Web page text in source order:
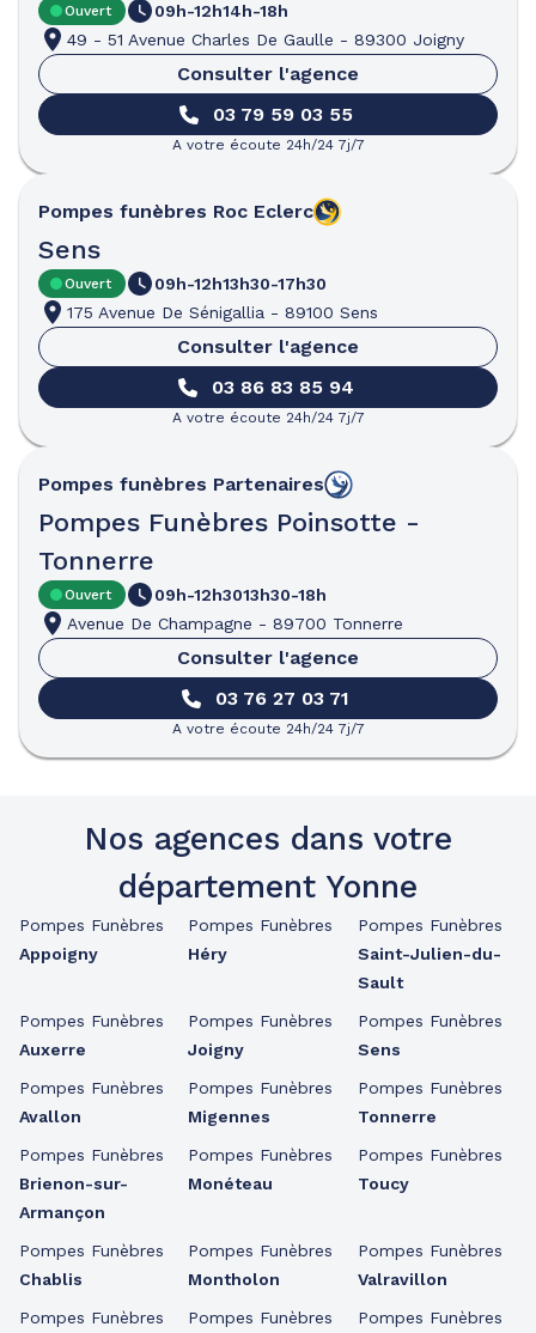
Ouvert 09h-12h14h-18h
49 - 51 Avenue Charles De Gaulle - 89300 Joigny
Consulter l'agence
03 79 59 03 55
A votre écoute 24h/24 7j/7
Pompes funèbres Roc Eclerc
Sens
Ouvert 09h-12h13h30-17h30
175 Avenue De Sénigallia - 89100 Sens
Consulter l'agence
03 86 83 85 94
A votre écoute 24h/24 7j/7
Pompes funèbres Partenaires
Pompes Funèbres Poinsotte -
Tonnerre
Ouvert 09h-12h3013h30-18h
Avenue De Champagne - 89700 Tonnerre
Consulter l'agence
03 76 27 03 71
A votre écoute 24h/24 7j/7
Nos agences dans votre
département Yonne
Pompes Funèbres
Appoigny
Pompes Funèbres
Auxerre
Pompes Funèbres
Avallon
Pompes Funèbres
Brienon-sur-
Armançon
Pompes Funèbres
Chablis
Pompes Funèbres
Pompes Funèbres
Héry
Pompes Funèbres
Joigny
Pompes Funèbres
Migennes
Pompes Funèbres
Monéteau
Pompes Funèbres
Montholon
Pompes Funèbres
Pompes Funèbres
Saint-Julien-du-
Sault
Pompes Funèbres
Sens
Pompes Funèbres
Tonnerre
Pompes Funèbres
Toucy
Pompes Funèbres
Valravillon
Pompes Funèbres